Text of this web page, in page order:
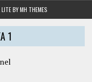
LITE BYMH THEMES
1